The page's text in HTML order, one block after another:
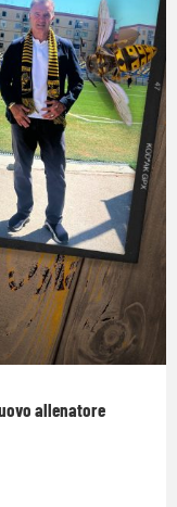
allenatore